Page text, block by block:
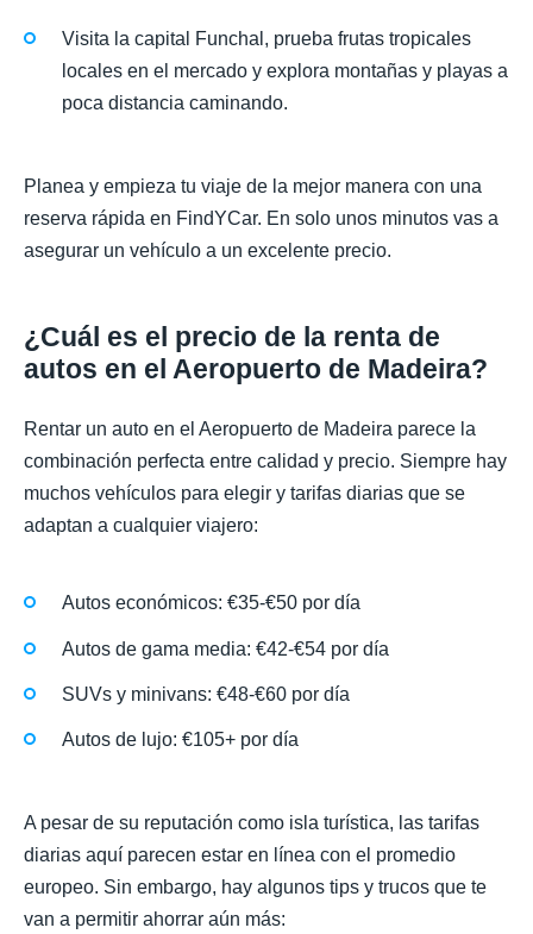
Visita la capital Funchal, prueba frutas tropicales
locales en el mercado y explora montañas y playas a
poca distancia caminando.
Planea y empieza tu viaje de la mejor manera con una
reserva rápida en FindYCar. En solo unos minutos vas a
asegurar un vehículo a un excelente precio.
¿Cuál es el precio de la renta de
autos en el Aeropuerto de Madeira?
Rentar un auto en el Aeropuerto de Madeira parece la
combinación perfecta entre calidad y precio. Siempre hay
muchos vehículos para elegir y tarifas diarias que se
adaptan a cualquier viajero:
Autos económicos: €35-€50 por día
Autos de gama media: €42-€54 por día
SUVs y minivans: €48-€60 por día
Autos de lujo: €105+ por día
A pesar de su reputación como isla turística, las tarifas
diarias aquí parecen estar en línea con el promedio
europeo. Sin embargo, hay algunos tips y trucos que te
van a permitir ahorrar aún más: